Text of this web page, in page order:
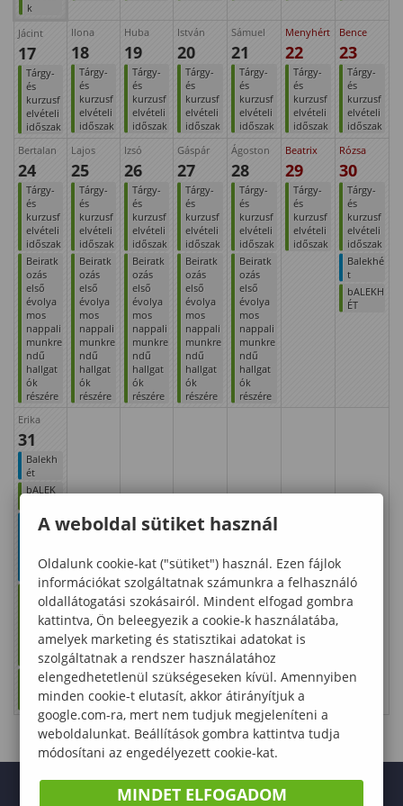
k
Jácint
17
Tárgy-
és
kurzusf
elvételi
időszak
Ilona
18
Tárgy-
és
kurzusf
elvételi
időszak
Huba
19
Tárgy-
és
kurzusf
elvételi
időszak
István
20
Tárgy-
és
kurzusf
elvételi
időszak
Sámuel
21
Tárgy-
és
kurzusf
elvételi
időszak
Menyhért
22
Tárgy-
és
kurzusf
elvételi
időszak
Bence
23
Tárgy-
és
kurzusf
elvételi
időszak
Bertalan
24
Tárgy-
és
kurzusf
elvételi
időszak
Beiratk
ozás
első
évolya
mos
nappali
munkre
ndű
hallgat
ók
részére
Lajos
25
Tárgy-
és
kurzusf
elvételi
időszak
Beiratk
ozás
első
évolya
mos
nappali
munkre
ndű
hallgat
ók
részére
Izsó
26
Tárgy-
és
kurzusf
elvételi
időszak
Beiratk
ozás
első
évolya
mos
nappali
munkre
ndű
hallgat
ók
részére
Gáspár
27
Tárgy-
és
kurzusf
elvételi
időszak
Beiratk
ozás
első
évolya
mos
nappali
munkre
ndű
hallgat
ók
részére
Ágoston
28
Tárgy-
és
kurzusf
elvételi
időszak
Beiratk
ozás
első
évolya
mos
nappali
munkre
ndű
hallgat
ók
részére
Beatrix
29
Tárgy-
és
kurzusf
elvételi
időszak
Rózsa
30
Tárgy-
és
kurzusf
elvételi
időszak
Balekhé
t
bALEKH
ÉT
Erika
31
Balekh
ét
bALEK
Orientá
ciós
elsőéve
seknek
Orientá
ciós
nap
évesek
nek
Regisztr
időszak
A weboldal sütiket használ
Oldalunk cookie-kat ("sütiket") használ. Ezen fájlok
információkat szolgáltatnak számunkra a felhasználó
oldallátogatási szokásairól. Mindent elfogad gombra
kattintva, Ön beleegyezik a cookie-k használatába,
amelyek marketing és statisztikai adatokat is
szolgáltatnak a rendszer használatához
elengedhetetlenül szükségeseken kívül. Amennyiben
minden cookie-t elutasít, akkor átirányítjuk a
google.com-ra, mert nem tudjuk megjeleníteni a
weboldalunkat. Beállítások gombra kattintva tudja
módosítani az engedélyezett cookie-kat.
MINDET ELFOGADOM